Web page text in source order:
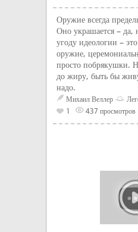
Оружие всегда
Оно украшается –
угоду идеологии –
оружие,
просто побрякушки.
до жиру, быть бы
надо.
Михаил Веллер
1
437 просмотров